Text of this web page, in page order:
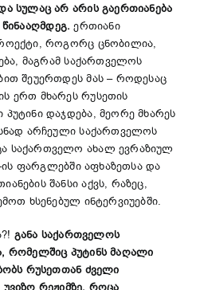
სულაც არ არისგაერთიანება
წინააღმდეგ.ერთიანი
როგორც ცნობილია,
მაგრამ საქართველოს
შეუერთდეს მას – როდესაც
ერთ მხარეს რუსეთის
დაჯდება, მეორე მხარეს
არჩეული საქართველოს
საქართველო ახალ ევრაზიულ
ის ფარგლებში აფხაზეთსა და
შანსი აქვს, რაზეც,
ხსენებულ ინტერვიუებში.
განა საქართველოს
რომელშიცპუტინს მაღალი
რუსეთთან ძველი